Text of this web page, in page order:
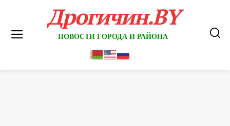
Дрогичин.BY
НОВОСТИ ГОРОДА И РАЙОНА